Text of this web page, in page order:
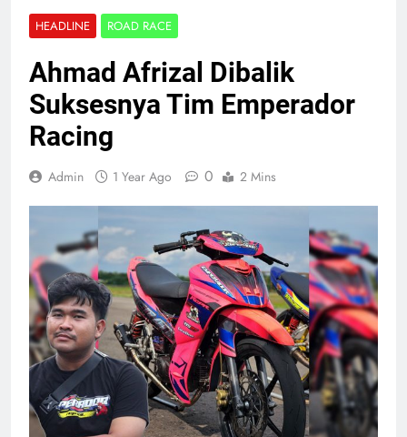
HEADLINE ROAD RACE
Ahmad Afrizal Dibalik
Suksesnya Tim Emperador
Racing
Admin 1 Year Ago 0 2 Mins